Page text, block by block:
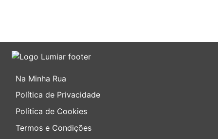
Na Minha Rua
Política de Privacidade
Política de Cookies
Termos e Condições